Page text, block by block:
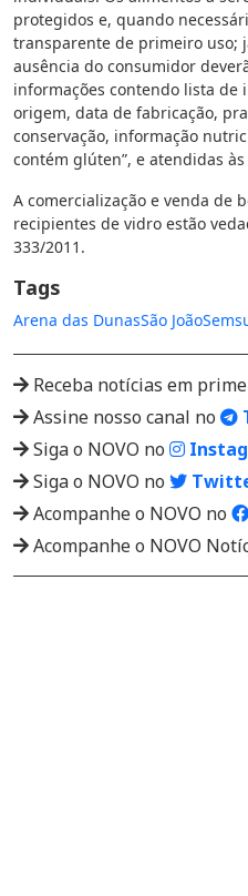
protegidos e, quando
transparente de primeiro uso;
ausência do consumidor
informações contendo lista de
origem, data de fabricação,
conservação, informação
contém glúten”, e atendidas
A comercialização e venda de
recipientes de vidro estão
333/2011.
Tags
Arena das DunasSão João
Receba notícias em
Assine nosso canal no
Siga o NOVO no
Siga o NOVO no
Acompanhe o NOVO no
Acompanhe o NOVO